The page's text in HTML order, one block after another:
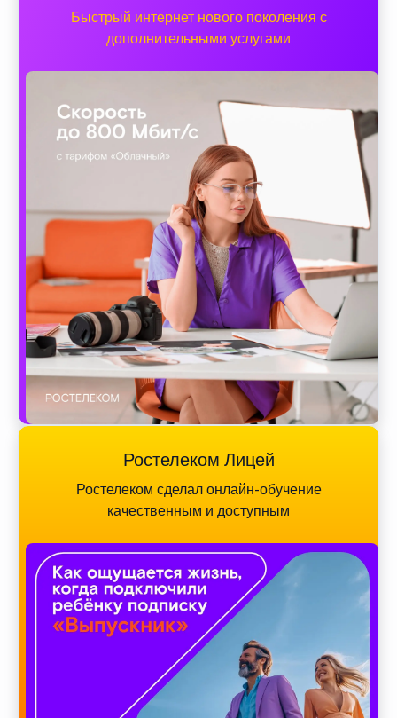
Быстрый интернет нового поколения с
дополнительными услугами
Ростелеком Лицей
Ростелеком сделал онлайн-обучение
качественным и доступным